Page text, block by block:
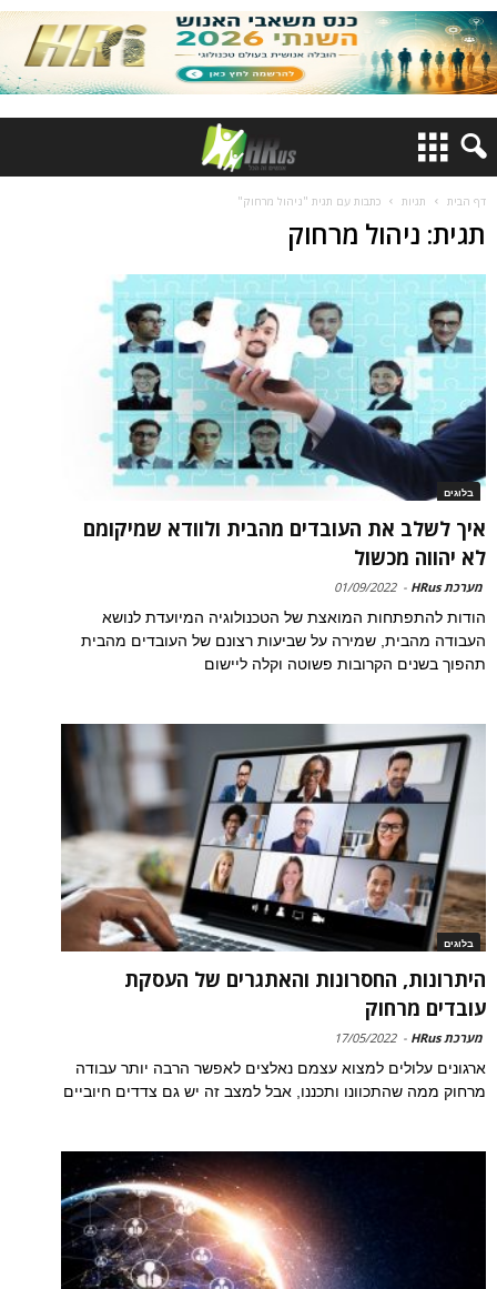
דף הבית תגיות כתבות עם תגית "ניהול מרחוק"
תגית: ניהול מרחוק
בלוגים
איך לשלב את העובדים מהבית ולוודא שמיקומם
לא יהווה מכשול
מערכת HRus -
01/09/2022
הודות להתפתחות המואצת של הטכנולוגיה המיועדת לנושא
העבודה מהבית, שמירה על שביעות רצונם של העובדים מהבית
תהפוך בשנים הקרובות פשוטה וקלה ליישום
בלוגים
היתרונות, החסרונות והאתגרים של העסקת
עובדים מרחוק
מערכת HRus -
17/05/2022
ארגונים עלולים למצוא עצמם נאלצים לאפשר הרבה יותר עבודה
מרחוק ממה שהתכוונו ותכננו, אבל למצב זה יש גם צדדים חיוביים